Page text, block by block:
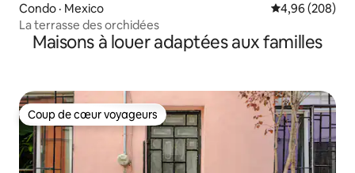
Condo · Mexico Note
4,96 (208)
La terrasse des orchidées
Maisons à louer adaptées aux familles
Coup de cœur voyageurs
Coup de cœur voyageurs